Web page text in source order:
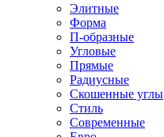
Элитные
Форма
П-образные
Угловые
Прямые
Радиусные
Скошенные углы
Стиль
Современные